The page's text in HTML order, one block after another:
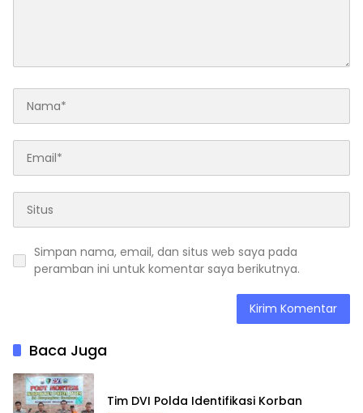
Simpan nama, email, dan situs web saya pada
peramban ini untuk komentar saya berikutnya.
Baca Juga
Tim DVI Polda Identifikasi Korban